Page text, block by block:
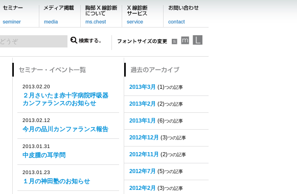
2013.02.20
２月さいたま赤十字病院呼吸器
カンファランスのお知らせ
2013.02.12
今月の品川カンファランス報告
2013.01.31
中皮腫の耳学問
2013.01.23
１月の神田塾のお知らせ
2013年3月 (1)つの記事
2013年2月 (2)つの記事
2013年1月 (6)つの記事
2012年12月 (3)つの記事
2012年11月 (2)つの記事
2012年7月 (5)つの記事
2012年2月 (3)つの記事